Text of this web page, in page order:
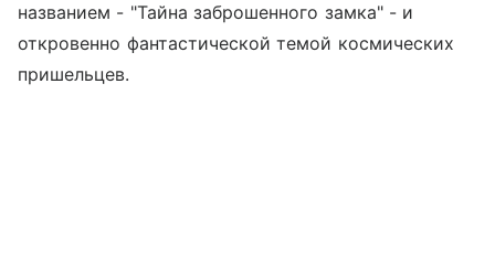
названием - "Тайна заброшенного замка" - и
откровенно фантастической темой космических
пришельцев.